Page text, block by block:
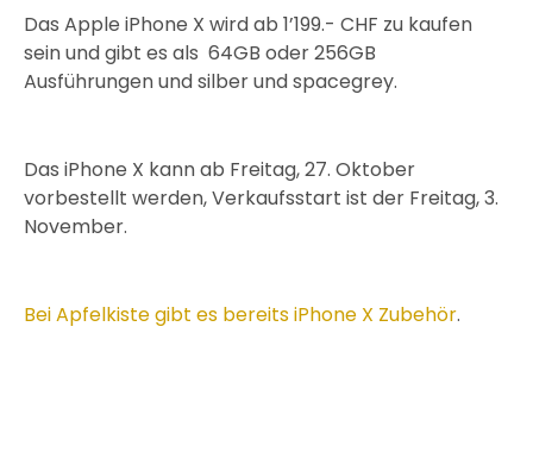
Das Apple iPhone X wird ab 1’199.- CHF zu kaufen
sein und gibt es als 64GB oder 256GB
Ausführungen und silber und spacegrey.
Das iPhone X kann ab Freitag, 27. Oktober
vorbestellt werden, Verkaufsstart ist der Freitag, 3.
November.
Bei Apfelkiste gibt es bereits iPhone X Zubehör.